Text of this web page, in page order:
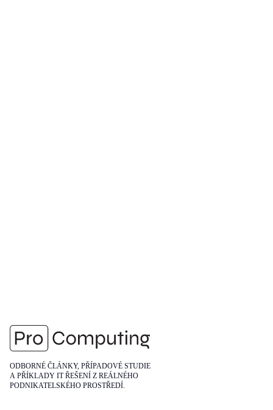
ODBORNÉ ČLÁNKY, PŘÍPADOVÉ STUDIE
A PŘÍKLADY IT ŘEŠENÍ Z REÁLNÉHO
PODNIKATELSKÉHO PROSTŘEDÍ.